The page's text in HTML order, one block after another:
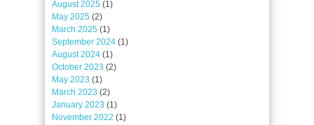
August 2025 (1)
May 2025 (2)
March 2025 (1)
September 2024 (1)
August 2024 (1)
October 2023 (2)
May 2023 (1)
March 2023 (2)
January 2023 (1)
November 2022 (1)